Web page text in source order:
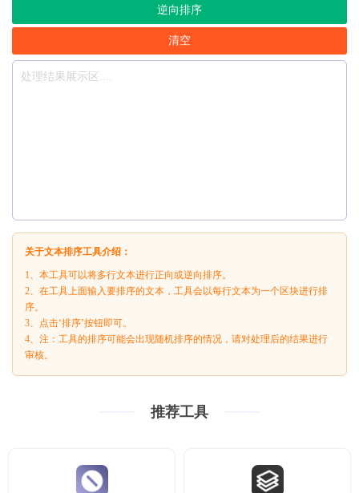
逆向排序
清空
关于文本排序工具介绍：
1、本工具可以将多行文本进行正向或逆向排序。
2、在工具上面输入要排序的文本，工具会以每行文本为一个区块进行排
序。
3、点击‘排序’按钮即可。
4、注：工具的排序可能会出现随机排序的情况，请对处理后的结果进行
审核。
推荐工具